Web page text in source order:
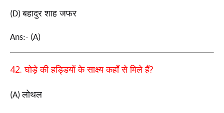
(D)बहादुर शाह जफर
Ans:- (A)
42.घोड़े की हड्डियों के साक्ष्य कहाँ से मिले हैं?
(A)लोथल